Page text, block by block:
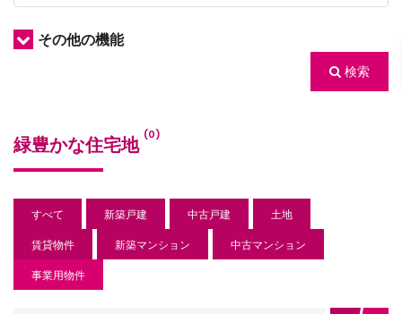
その他の機能
検索
緑豊かな住宅地 (0)
すべて 新築戸建 中古戸建
土地
賃貸物件
新築マンション
中古マンション
事業用物件
top-